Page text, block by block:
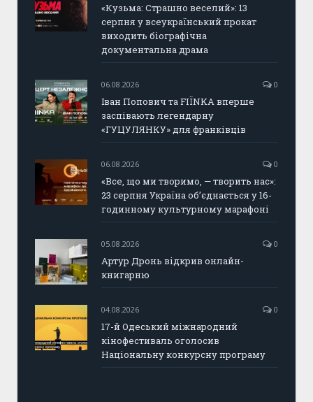
«Кузьма: Страшно веселий»: 13
серпня у всеукраїнський прокат
виходить біографічна
документальна драма
06.08.2026 0
Іван Попович та FIÏNKA вперше
заспівають легендарну
«ГУЦУЛЯНКУ» для франківців
06.08.2026 0
«Все, що ми творимо, — творить нас»:
23 серпня Україна об’єднається у 16-
годинному культурному марафоні
05.08.2026 0
Артур Дронь відкрив онлайн-
книгарню
04.08.2026 0
17-й Одеський міжнародний
кінофестиваль оголосив
Національну конкурсну програму